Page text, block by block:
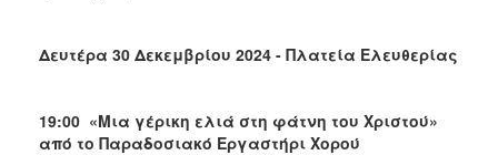
Δευτέρα 30 Δεκεμβρίου 2024 - Πλατεία Ελευθερίας
19:00 «Μια γέρικη ελιά στη φάτνη του Χριστού»
από το Παραδοσιακό Εργαστήρι Χορού